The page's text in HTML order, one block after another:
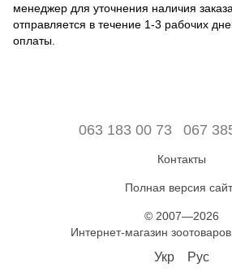
менеджер для уточнения наличия
отправляется в течение 1-3 рабочих
оплаты.
063 183 00 73 067
Контакты
Полная версия
© 2007—2026
Интернет-магазин
Укр Рус